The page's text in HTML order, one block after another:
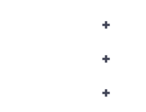
+
+
+